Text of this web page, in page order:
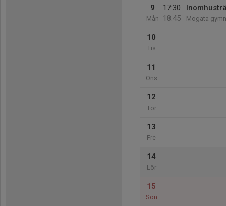
9
Mån
17:30
18:45
Mogata
10
Tis
11
Ons
12
Tor
13
Fre
14
Lör
15
Sön